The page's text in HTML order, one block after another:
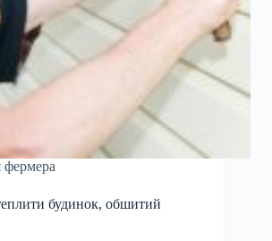
будинок, обшитий